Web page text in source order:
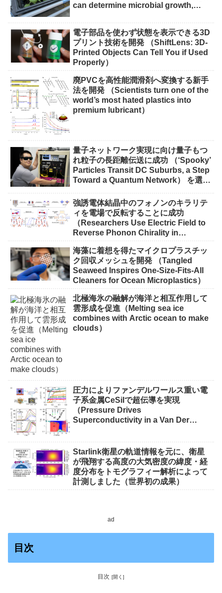
can determine microbial growth,
電子部品を使わず状態を表示できる3D
プリント技術を開発 （ShiftLens: 3D-
Printed Objects Can Tell You if Used
Properly）
廃PVCを高性能潤滑剤へ変換する新手
法を開発 （Scientists turn one of the
world’s most hated plastics into
premium lubricant）
量子ネットワーク実現に向け量子もつ
れ粒子の長距離伝送に成功 （‘Spooky’
Particles Transit DC Suburbs, a Step
Toward a Quantum Network） を選択
れ粒子の長距離伝送に成功 （‘Spooky’
Particles Transit DC Suburbs, a Step
Toward a Quantum Network）
強誘電体結晶中のフォノンのキラリテ
ィを電場で反転することに成功
（Researchers Use Electric Field to
Reverse Phonon Chirality in
海藻に着想を得たマイクロプラスチッ
ク回収メッシュを開発 （Tangled
Seaweed Inspires One-Size-Fits-All
Cleaners for Ocean Microplastics）
北極海氷の融解が海洋と相互作用して
雲形成を促進（Melting sea ice
combines with Arctic ocean to make
clouds）
圧力によりファンデルワールス重い電
子系金属CeSiIで超伝導を実現
（Pressure Drives
Superconductivity in a Van Der
Starlink衛星の軌道情報を元に、衛星
が飛翔する高度の大気密度の緯度・経
度分布をトモグラフィー解析によって
計測しました（世界初の成果）
ad
目次
目次